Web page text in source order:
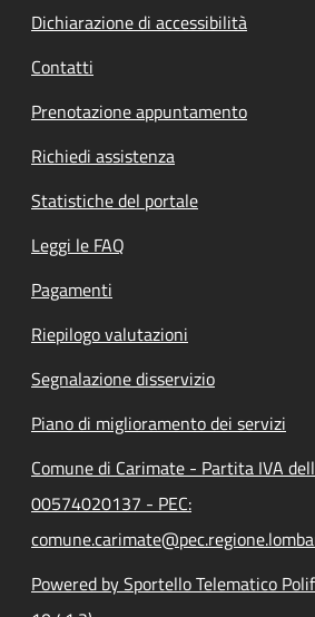
Dichiarazione di accessibilità
Contatti
Prenotazione appuntamento
Richiedi assistenza
Statistiche del portale
Leggi le FAQ
Pagamenti
Riepilogo valutazioni
Segnalazione disservizio
Piano di miglioramento dei servizi
Comune di Carimate - Partita IVA
00574020137 - PEC:
Powered by Sportello Telematico